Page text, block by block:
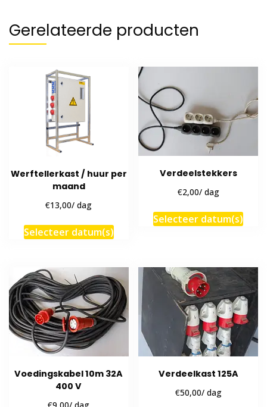
Gerelateerde producten
Werftellerkast / huur per
maand
€13,00/ dag
Selecteer datum(s)
Verdeelstekkers
€2,00/ dag
Selecteer datum(s)
Voedingskabel 10m 32A
400 V
Verdeelkast 125A
€50,00/ dag